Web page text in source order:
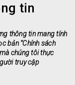
tin
thông tin mang tính
bản “Chính sách
chúng tôi thực
truy cập